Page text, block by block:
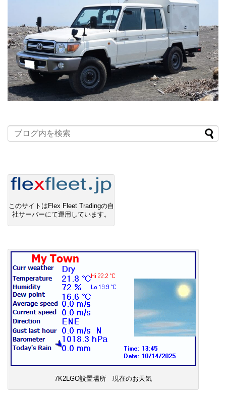
このサイトはFlex Fleet Tradingの自
社サーバーにて運用しています。
7K2LGO設置場所 現在のお天気